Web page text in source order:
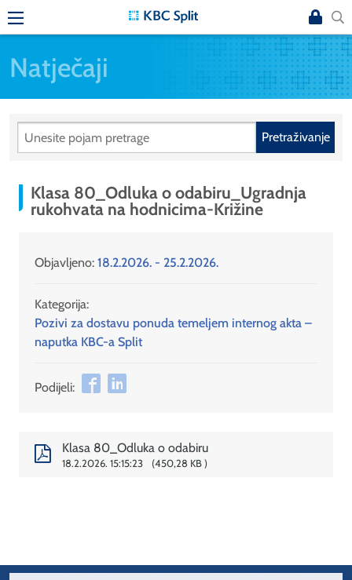
Natječaji
Pretraživanje
Klasa 80_Odluka o odabiru_Ugradnja
rukohvata na hodnicima-Križine
Objavljeno: 18.2.2026. - 25.2.2026.
Kategorija:
Pozivi za dostavu ponuda temeljem internog akta –
naputka KBC-a Split
Podijeli:
Klasa 80_Odluka o odabiru
18.2.2026. 15:15:23 450,28 KB